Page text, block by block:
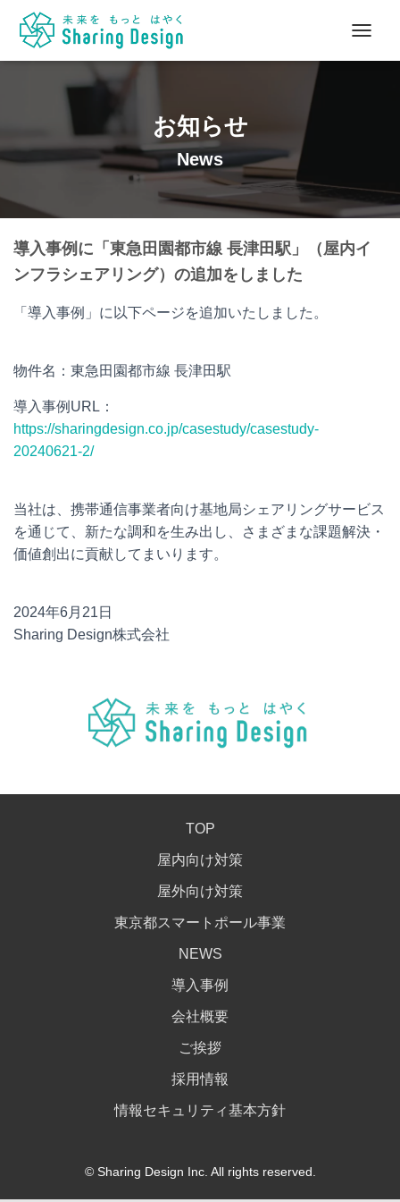
ビ
替
お知らせ
News
導入事例に「東急田園都市線 長津田駅」（屋内イ
ンフラシェアリング）の追加をしました
「導入事例」に以下ページを追加いたしました。
物件名：東急田園都市線 長津田駅
導入事例URL：
https://sharingdesign.co.jp/casestudy/casestudy-
20240621-2/
当社は、携帯通信事業者向け基地局シェアリングサービス
を通じて、新たな調和を生み出し、さまざまな課題解決・
価値創出に貢献してまいります。
2024年6月21日
Sharing Design株式会社
TOP
屋内向け対策
屋外向け対策
東京都スマートポール事業
NEWS
導入事例
会社概要
ご挨拶
採用情報
情報セキュリティ基本方針
© Sharing Design Inc. All rights reserved.